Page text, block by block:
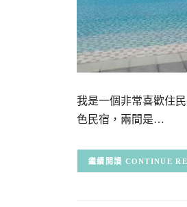
我是一個非常喜歡住
色民宿，兩間是…
CONTINUE